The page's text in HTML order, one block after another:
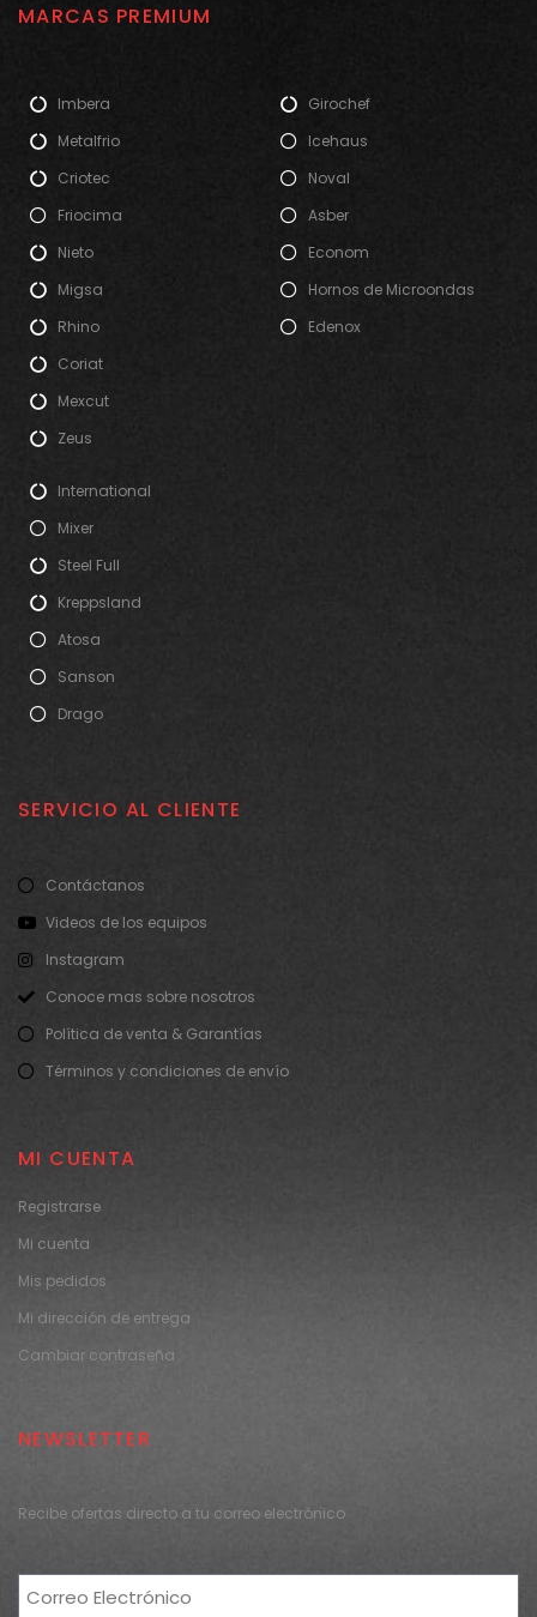
MARCAS PREMIUM
Imbera
Metalfrio
Criotec
Friocima
Nieto
Migsa
Rhino
Coriat
Mexcut
Zeus
Girochef
Icehaus
Noval
Asber
Econom
Hornos de Microondas
Edenox
International
Mixer
Steel Full
Kreppsland
Atosa
Sanson
Drago
SERVICIO AL CLIENTE
Contáctanos
Videos de los equipos
Instagram
Conoce mas sobre nosotros
Política de venta & Garantías
Términos y condiciones de envío
MI CUENTA
Registrarse
Mi cuenta
Mis pedidos
Mi dirección de entrega
Cambiar contraseña
NEWSLETTER
Recibe ofertas directo a tu correo electrónico